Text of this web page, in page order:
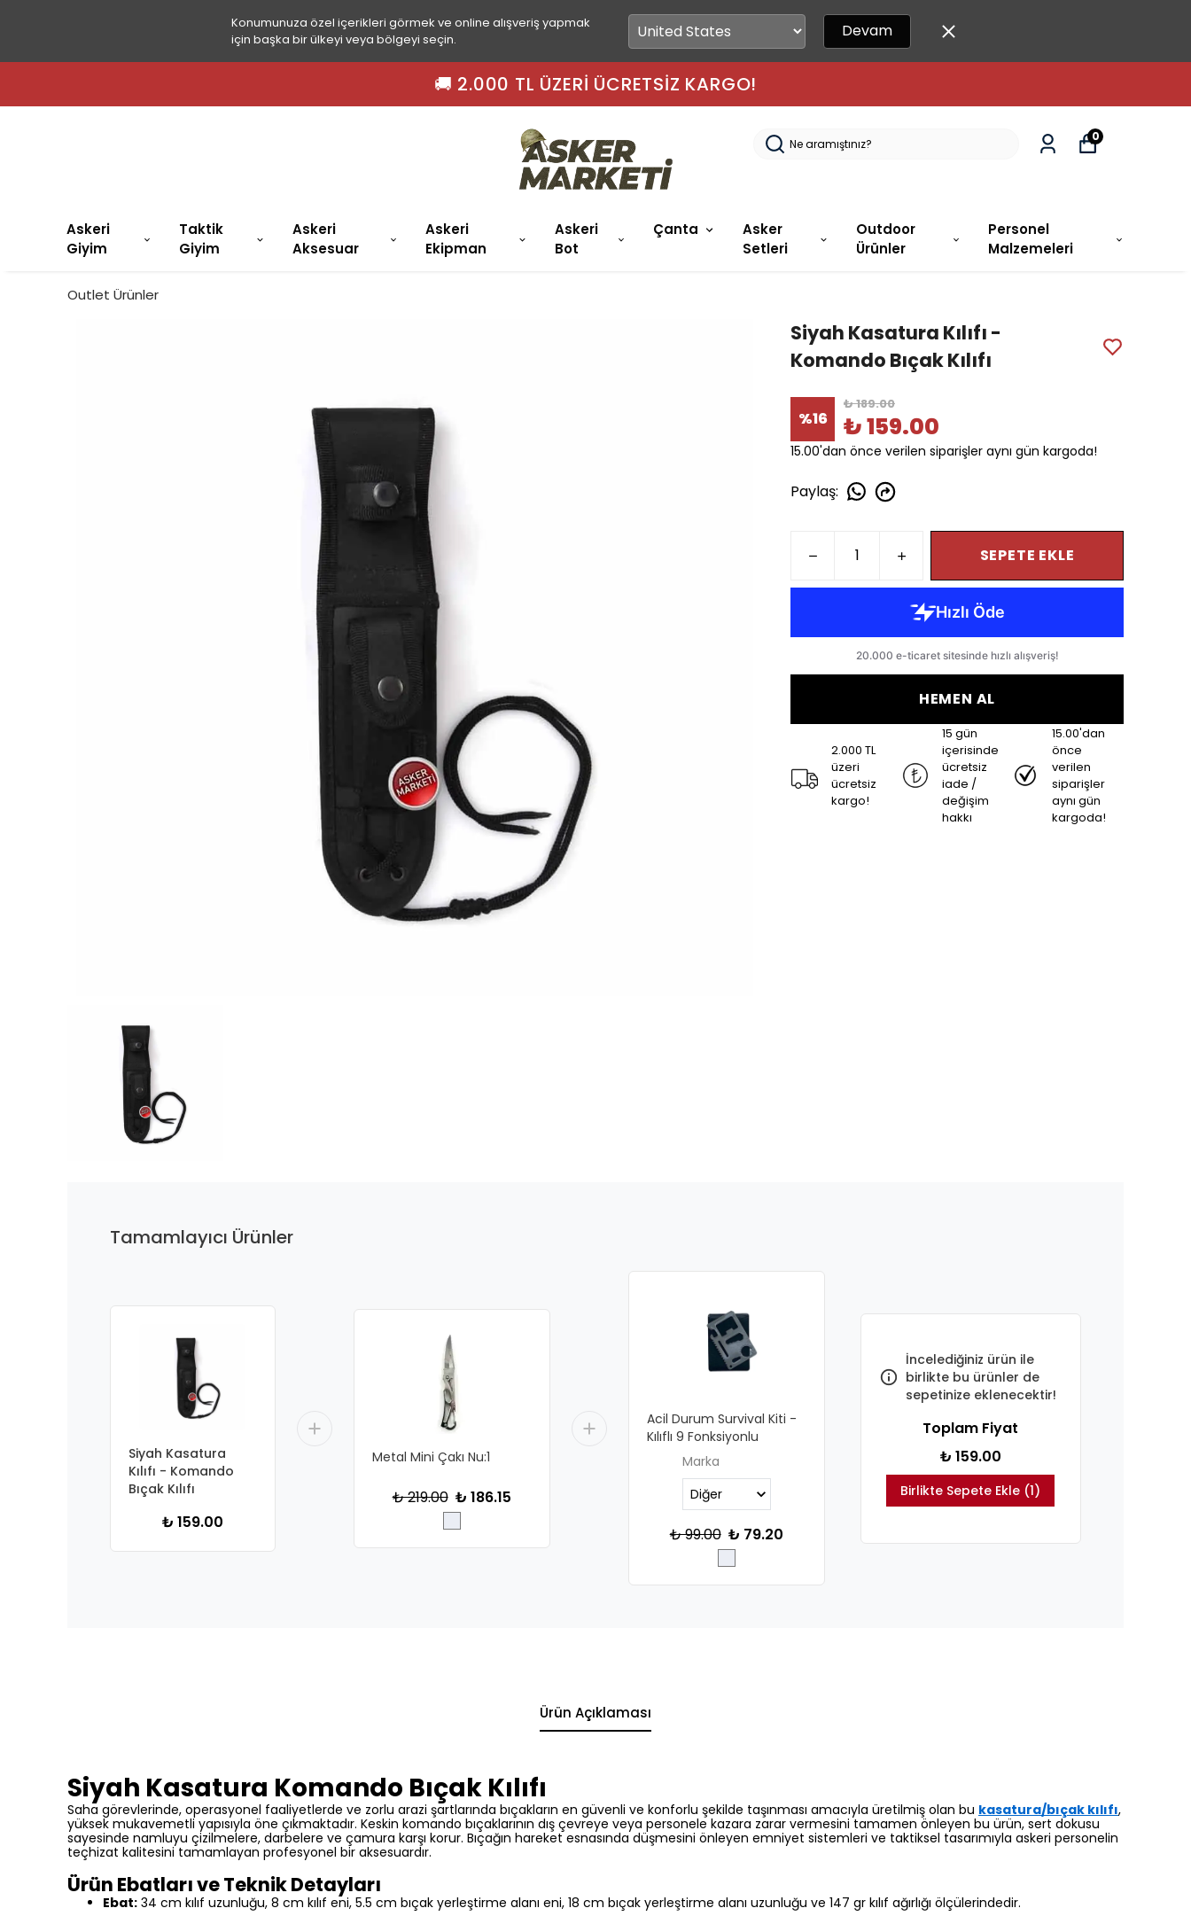
Konumunuza özel içerikleri görmek ve online alışveriş yapmak
için başka bir ülkeyi veya bölgeyi seçin.
Devam
🚀 15.00'A KADAR SIPARIŞLER AYNI GÜN KARGODA!
Askeri
Giyim
Taktik
Giyim
Askeri
Aksesuar
Askeri
Ekipman
Askeri
Bot
Çanta
Asker
Setleri
Outdoor
Ürünler
Personel
Malzemeleri
0
Outlet Ürünler
Siyah Kasatura Kılıfı -
Komando Bıçak Kılıfı
%16
₺ 189.00
₺ 159.00
15.00'dan önce verilen siparişler aynı gün kargoda!
Paylaş:
SEPETE EKLE
HEMEN AL
2.000 TL
üzeri
ücretsiz
kargo!
15 gün
içerisinde
ücretsiz
iade /
değişim
hakkı
15.00'dan
önce
verilen
siparişler
aynı gün
kargoda!
Tamamlayıcı Ürünler
Siyah Kasatura
Kılıfı - Komando
Bıçak Kılıfı
₺ 159.00
Metal Mini Çakı Nu:1
₺ 219.00 ₺ 186.15
Acil Durum Survival Kiti -
Kılıflı 9 Fonksiyonlu
Marka
₺ 99.00 ₺ 79.20
İncelediğiniz ürün ile
birlikte bu ürünler de
sepetinize eklenecektir!
Toplam Fiyat
₺ 159.00
Birlikte Sepete Ekle (1)
Ürün Açıklaması
Siyah Kasatura Komando Bıçak Kılıfı
Saha görevlerinde, operasyonel faaliyetlerde ve zorlu arazi şartlarında bıçakların en güvenli ve konforlu şekilde taşınması amacıyla üretilmiş olan bu kasatura/bıçak kılıfı,
yüksek mukavemetli yapısıyla öne çıkmaktadır. Keskin komando bıçaklarının dış çevreye veya personele kazara zarar vermesini tamamen önleyen bu ürün, sert dokusu
sayesinde namluyu çizilmelere, darbelere ve çamura karşı korur. Bıçağın hareket esnasında düşmesini önleyen emniyet sistemleri ve taktiksel tasarımıyla askeri personelin
teçhizat kalitesini tamamlayan profesyonel bir aksesuardır.
Ürün Ebatları ve Teknik Detayları
Ebat: 34 cm kılıf uzunluğu, 8 cm kılıf eni, 5.5 cm bıçak yerleştirme alanı eni, 18 cm bıçak yerleştirme alanı uzunluğu ve 147 gr kılıf ağırlığı ölçülerindedir.